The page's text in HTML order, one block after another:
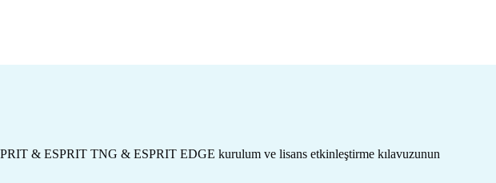
& ESPRIT TNG & ESPRIT EDGE kurulum ve lisans etkinleştirme kılavuzunun